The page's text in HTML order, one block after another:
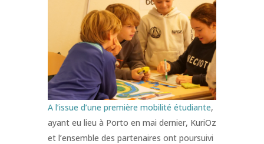
A l’issue d’une première mobilité étudiante,
ayant eu lieu à Porto en mai dernier, KuriOz
et l’ensemble des partenaires ont poursuivi